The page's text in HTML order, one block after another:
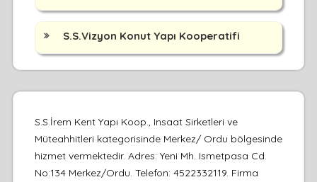
S.S.Vizyon Konut Yapı Kooperatifi
S.S.İrem Kent Yapı Koop., Insaat Sirketleri ve
Müteahhitleri kategorisinde Merkez/ Ordu bölgesinde
hizmet vermektedir. Adres: Yeni Mh. Ismetpasa Cd.
No:134 Merkez/Ordu. Telefon: 4522332119. Firma